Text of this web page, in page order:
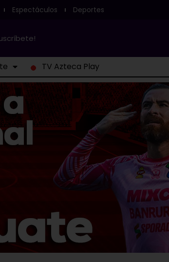
Espectáculos Deportes
TV Azteca Play